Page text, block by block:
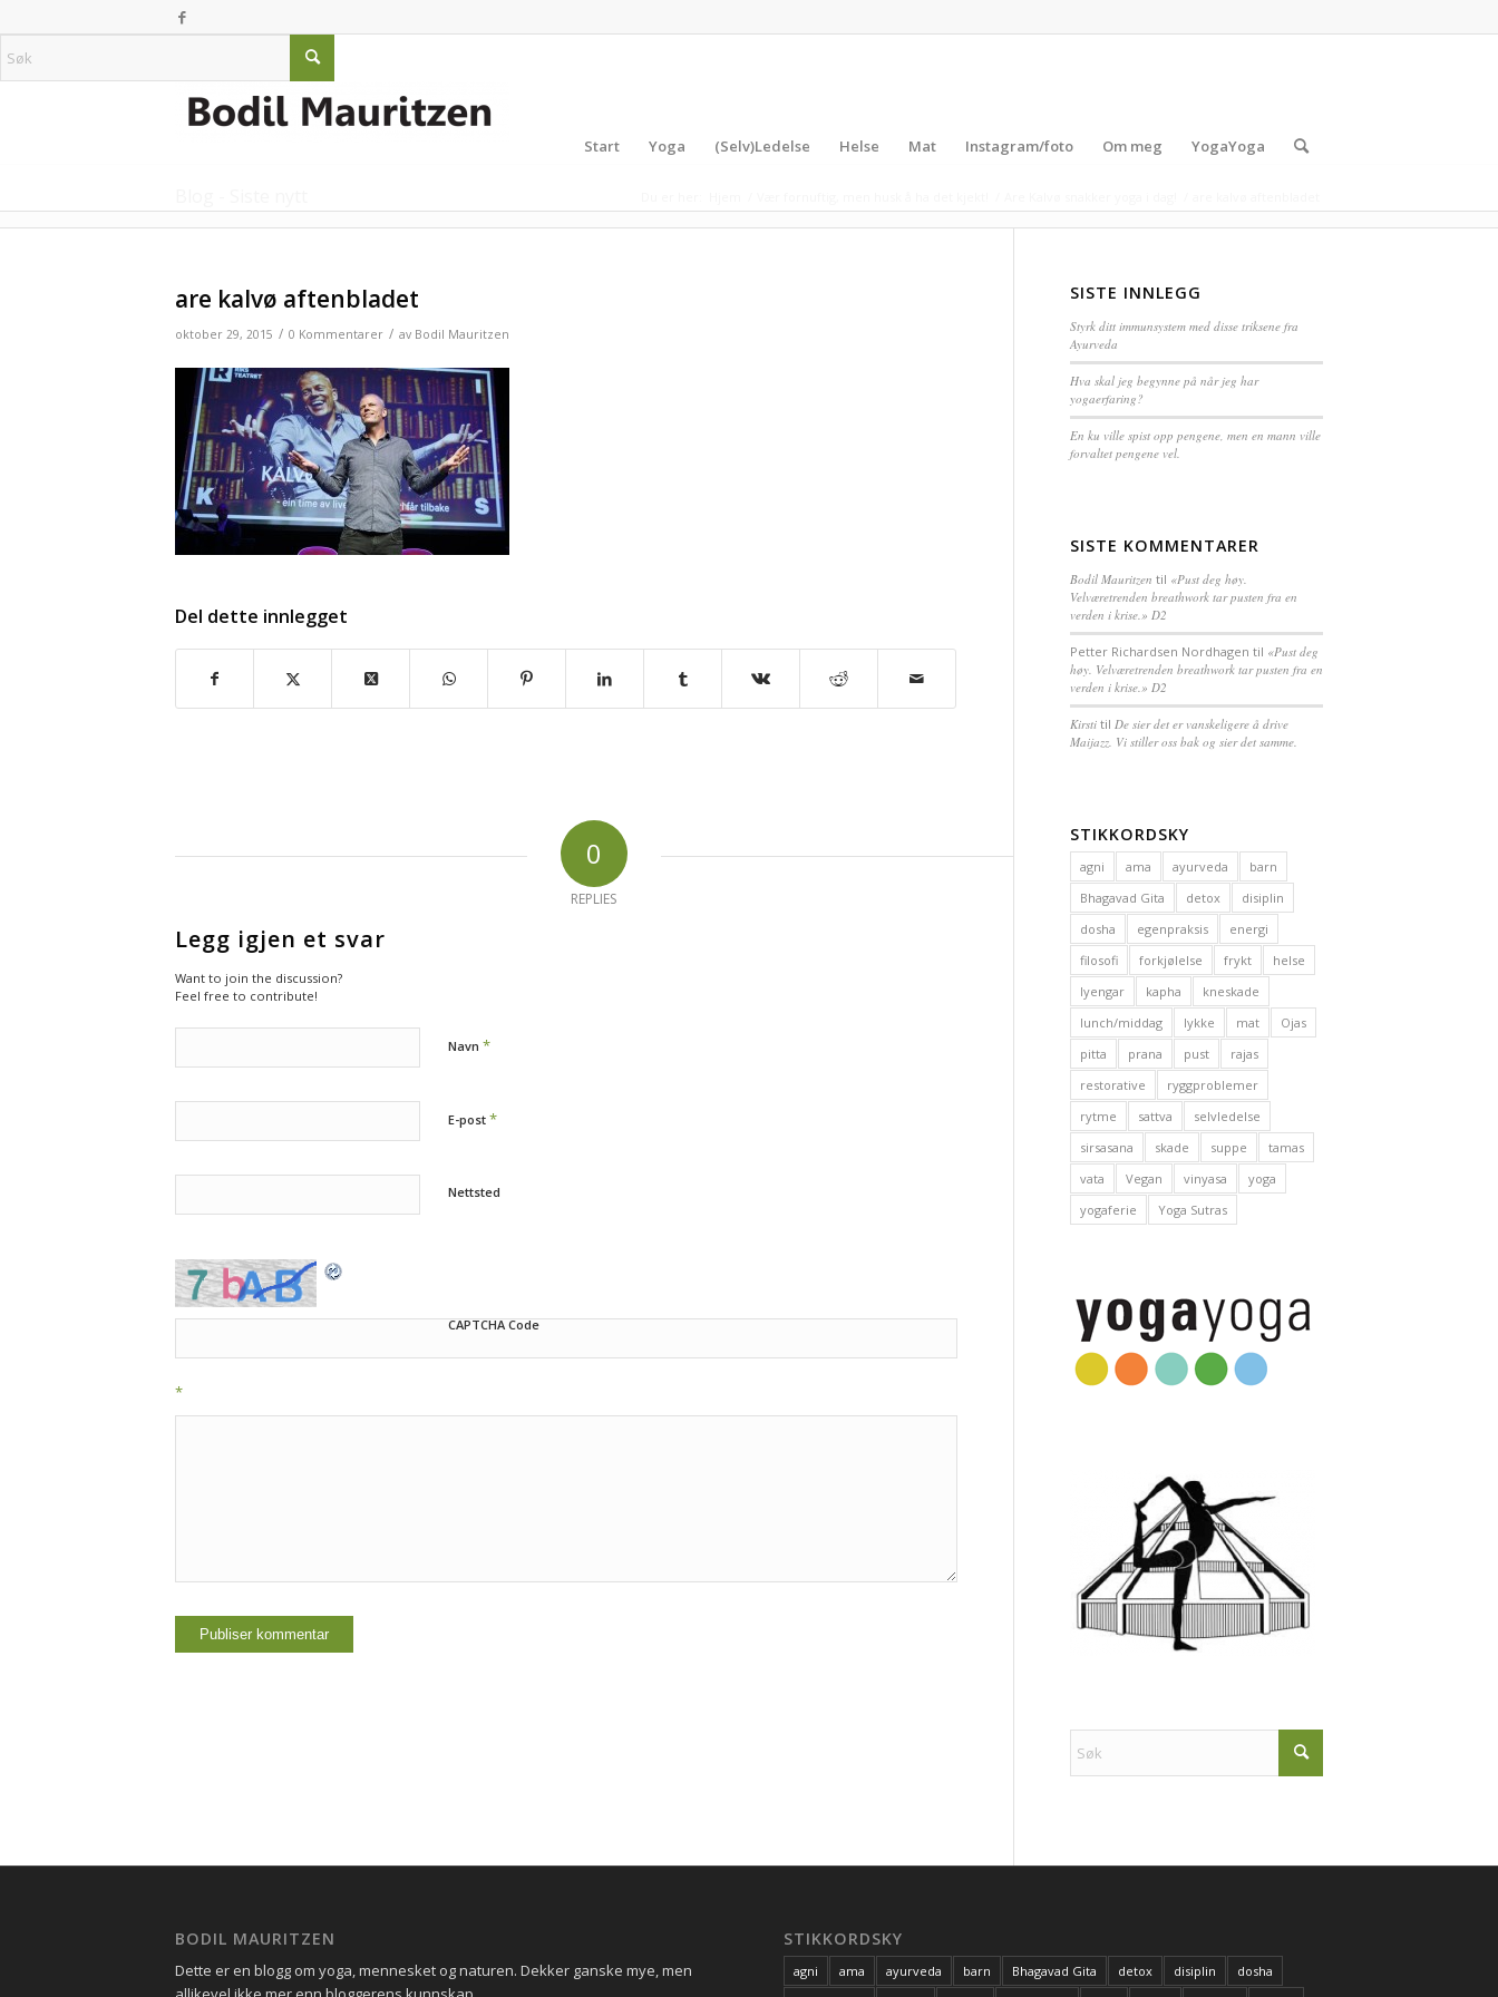
Start Yoga (Selv)Ledelse Helse Mat Instagram/foto Om meg YogaYoga
are kalvø aftenbladet
oktober 29, 2015 / 0 Kommentarer / av Bodil Mauritzen
Del dette innlegget
0
REPLIES
Legg igjen et svar
Want to join the discussion?
Feel free to contribute!
Navn *
E-post *
Nettsted
CAPTCHA Code
*
SISTE INNLEGG
Styrk ditt immunsystem med disse triksene fra
Ayurveda
Hva skal jeg begynne på når jeg har
yogaerfaring?
En ku ville spist opp pengene, men en mann ville
forvaltet pengene vel.
SISTE KOMMENTARER
Bodil Mauritzen til «Pust deg høy.
Velværetrenden breathwork tar pusten fra en
verden i krise.» D2
Petter Richardsen Nordhagen til «Pust deg
høy. Velværetrenden breathwork tar pusten fra en
verden i krise.» D2
Kirstitil De sier det er vanskeligere å drive
Maijazz. Vi stiller oss bak og sier det samme.
STIKKORDSKY
agni ama ayurveda
barn
Bhagavad Gita
detox
disiplin
dosha
egenpraksis
energi
filosofi
forkjølelse frykt
helse
Iyengar
kapha
kneskade
lunch/middag
lykke mat
Ojas
pitta
prana pust
rajas
restorative
ryggproblemer
rytme
sattva
selvledelse
sirsasana
skade suppe
tamas
vata
Vegan vinyasa
yoga
yogaferie
Yoga Sutras
BODIL MAURITZEN
Dette er en blogg om yoga, mennesket og naturen. Dekker ganske mye, men
STIKKORDSKY
agni ama ayurveda barn Bhagavad Gita detox disiplin
dosha